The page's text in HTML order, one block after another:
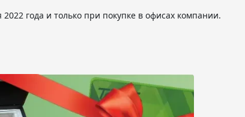
года и только при покупке в офисах компании.